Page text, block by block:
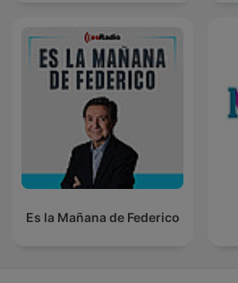
Es la Mañana de Federico